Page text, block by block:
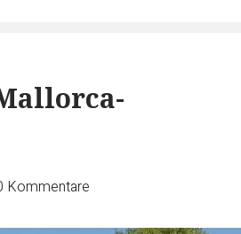
Kommentare